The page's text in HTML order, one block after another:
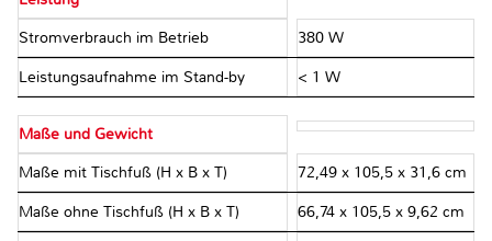
Stromverbrauch im Betrieb 380 W
Leistungsaufnahme im Stand-by < 1 W
Maße und Gewicht
Maße mit Tischfuß (H x B x T) 72,49 x 105,5 x 31,6 cm
Maße ohne Tischfuß (H x B x T) 66,74 x 105,5 x 9,62 cm